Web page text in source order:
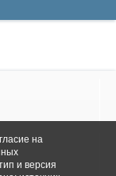
на
и версия